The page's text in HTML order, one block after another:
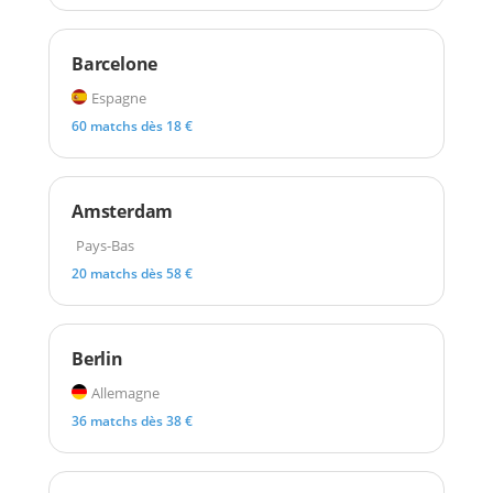
Barcelone
Espagne
60 matchs dès 18 €
Amsterdam
Pays-Bas
20 matchs dès 58 €
Berlin
Allemagne
36 matchs dès 38 €